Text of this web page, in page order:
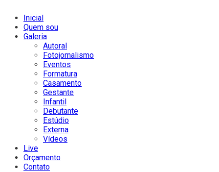
Inicial
Quem sou
Galeria
Autoral
Fotojornalismo
Eventos
Formatura
Casamento
Gestante
Infantil
Debutante
Estúdio
Externa
Vídeos
Live
Orçamento
Contato